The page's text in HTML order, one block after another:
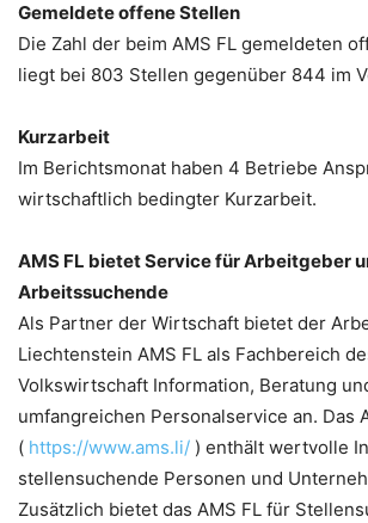
Gemeldete offene Stellen
Die Zahl der beim AMS FL gemeldeten
liegt bei 803 Stellen gegenüber 844 im
Kurzarbeit
Im Berichtsmonat haben 4 Betriebe
wirtschaftlich bedingter Kurzarbeit.
AMS FL bietet Service für Arbeitgeber
Arbeitssuchende
Als Partner der Wirtschaft bietet der
Liechtenstein AMS FL als Fachbereich
Volkswirtschaft Information, Beratung
umfangreichen Personalservice an. Das
( https://www.ams.li/ ) enthält wertvolle
stellensuchende Personen und
Zusätzlich bietet das AMS FL für